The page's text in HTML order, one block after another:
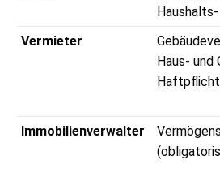
Vermieter
Haus- und
Immobilienverwalter